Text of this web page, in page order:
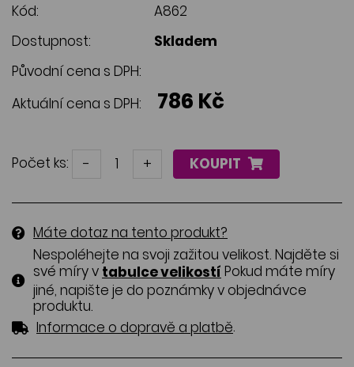
Kód:
A862
Dostupnost:
Skladem
Původní cena s DPH:
Aktuální cena s DPH:
786 Kč
Počet ks: - + KOUPIT
Máte dotaz na tento produkt?
Nespoléhejte na svoji zažitou velikost. Najděte si
své míry v tabulce velikostí Pokud máte míry
jiné, napište je do poznámky v objednávce
produktu.
Informace o dopravě a platbě.